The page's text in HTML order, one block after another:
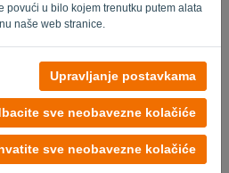
povući u bilo kojem trenutku putem alata
naše web stranice.
Upravljanje postavkama
sve neobavezne kolačiće
sve neobavezne kolačiće
podatke o proizvodu..
besplatnu probnu verziju
obveza